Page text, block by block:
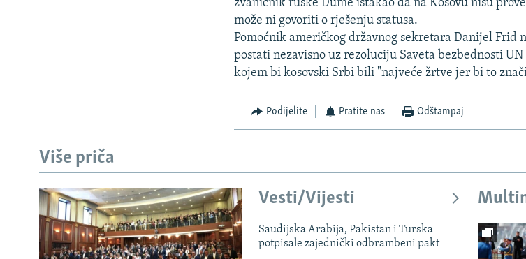
TV LIBERTY
MOJA EVROPA
TRI DECENIJE OD RATA U BIH
SVE KARTE DEJTONA
zvaničnik ruske Dume istakao da na Kosovu nisu
može ni govoriti o rješenju statusa.
Pomoćnik američkog državnog sekretara Danijel Frid
postati nezavisno uz rezoluciju Saveta bezbednosti
kojem bi kosovski Srbi bili "najveće žrtve jer bi to
Podijelite Pratite nas Odštampaj
Više priča
Vesti/Vijesti
Saudijska Arabija, Pakistan i Turska
potpisale zajednički odbrambeni pakt